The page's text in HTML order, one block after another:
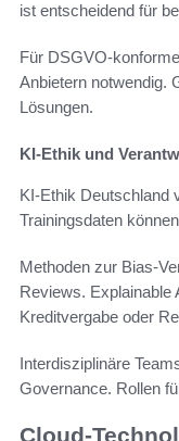
ist entscheidend für
Für DSGVO-
Anbietern notwendig.
Lösungen.
KI-Ethik und
KI-Ethik Deutschland
Trainingsdaten
Methoden zur Bias-
Reviews. Explainable
Kreditvergabe oder
Interdisziplinäre
Governance. Rollen
Cloud-